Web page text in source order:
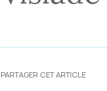
PARTAGER CET ARTICLE